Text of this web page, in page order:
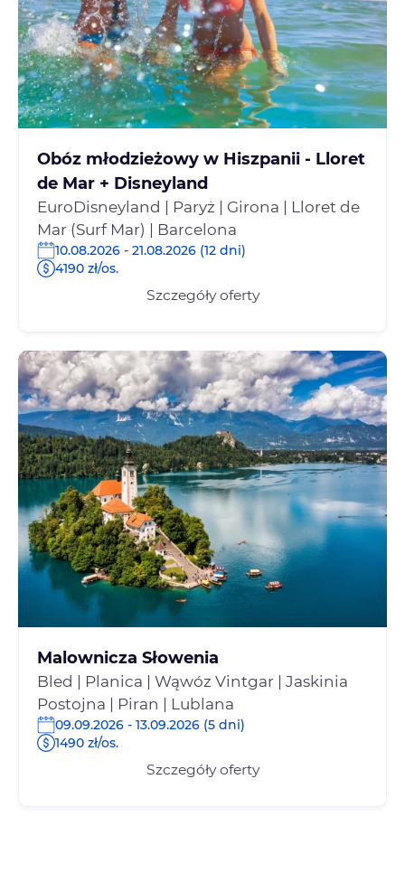
Obóz młodzieżowy w Hiszpanii - Lloret
de Mar + Disneyland
EuroDisneyland | Paryż | Girona | Lloret de
Mar (Surf Mar) | Barcelona
10.08.2026 - 21.08.2026 (12 dni)
4190 zł/os.
Szczegóły oferty
Malownicza Słowenia
Bled | Planica | Wąwóz Vintgar | Jaskinia
Postojna | Piran | Lublana
09.09.2026 - 13.09.2026 (5 dni)
1490 zł/os.
Szczegóły oferty